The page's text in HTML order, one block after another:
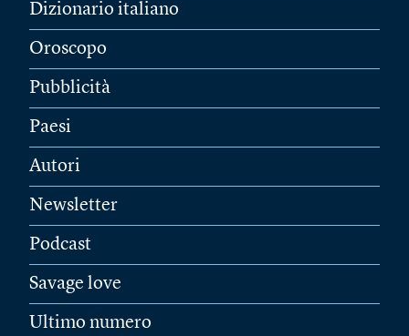
Dizionario italiano
Oroscopo
Pubblicità
Paesi
Autori
Newsletter
Podcast
Savage love
Ultimo numero